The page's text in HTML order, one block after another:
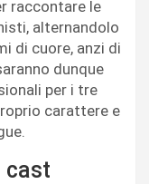
raccontare le
alternandolo
di cuore, anzi di
dunque
per i tre
carattere e
cast